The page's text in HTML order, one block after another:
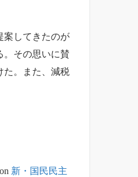
案してきたのが
。その思いに賛
た。また、減税
新・国民民主